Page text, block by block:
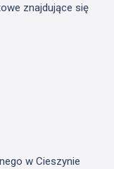
znajdujące się
w Cieszynie